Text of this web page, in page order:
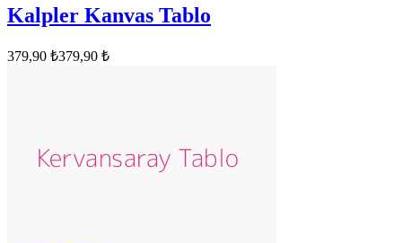
Kalpler Kanvas Tablo
379,90 ₺379,90 ₺